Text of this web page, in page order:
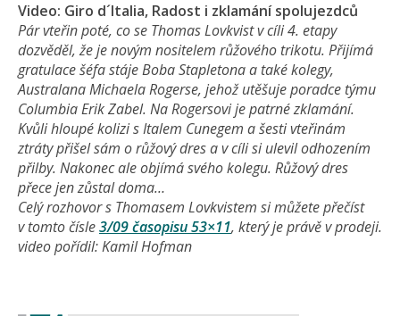
Video: Giro d´Italia, Radost i zklamání spolujezdců
Pár vteřin poté, co se Thomas Lovkvist v cíli 4. etapy
dozvěděl, že je novým nositelem růžového trikotu. Přijímá
gratulace šéfa stáje Boba Stapletona a také kolegy,
Australana Michaela Rogerse, jehož utěšuje poradce týmu
Columbia Erik Zabel. Na Rogersovi je patrné zklamání.
Kvůli hloupé kolizi s Italem Cunegem a šesti vteřinám
ztráty přišel sám o růžový dres a v cíli si ulevil odhozením
přilby. Nakonec ale objímá svého kolegu. Růžový dres
přece jen zůstal doma…
Celý rozhovor s Thomasem Lovkvistem si můžete přečíst
v tomto čísle3/09 časopisu 53×11, který je právě v prodeji.
video pořídil: Kamil Hofman